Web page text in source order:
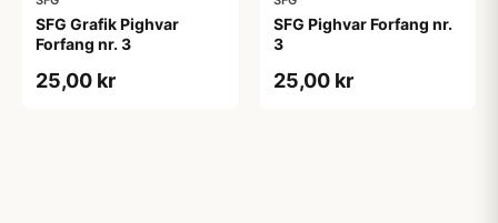
SFG Grafik Pighvar
Forfang nr. 3
25,00 kr
SFG Pighvar Forfang nr.
3
25,00 kr